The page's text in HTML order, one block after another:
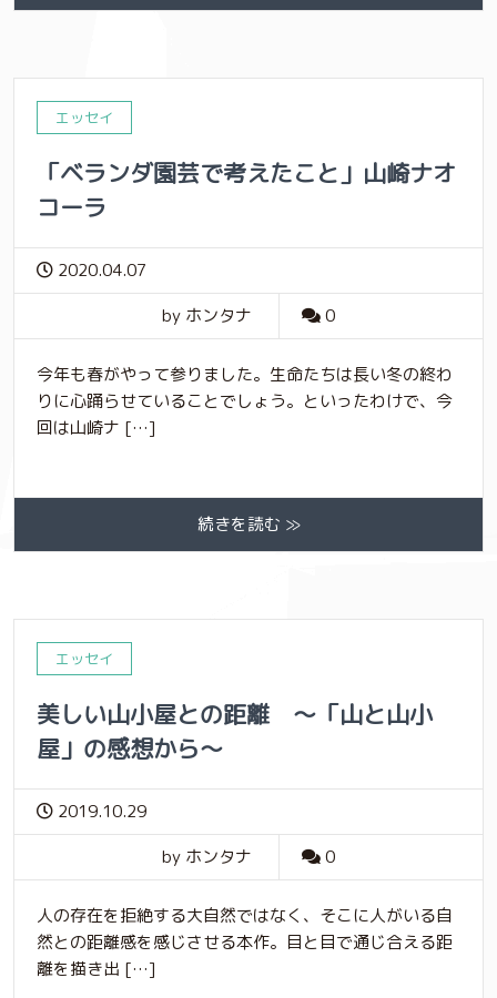
エッセイ
「ベランダ園芸で考えたこと」山崎ナオ
コーラ
2020.04.07
by ホンタナ
0
今年も春がやって参りました。生命たちは長い冬の終わ
りに心踊らせていることでしょう。といったわけで、今
回は山崎ナ […]
続きを読む ≫
エッセイ
美しい山小屋との距離 ～「山と山小
屋」の感想から～
2019.10.29
by ホンタナ
0
人の存在を拒絶する大自然ではなく、そこに人がいる自
然との距離感を感じさせる本作。目と目で通じ合える距
離を描き出 […]